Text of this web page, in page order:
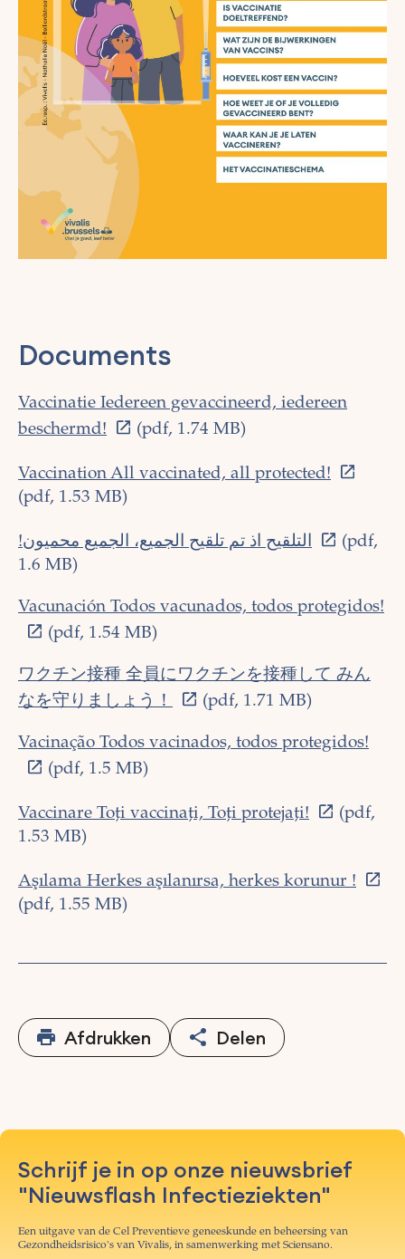
Documents
Vaccinatie Iedereen gevaccineerd, iedereen
beschermd!
(pdf, 1.74 MB)
Vaccination All vaccinated, all protected!
(pdf, 1.53 MB)
!التلقيح اذ تم تلقيح الجميع، الجميع محميون
(pdf,
1.6 MB)
Vacunación Todos vacunados, todos protegidos!
(pdf, 1.54 MB)
ワクチン接種 全員にワクチンを接種して みん
なを守りましょう！
(pdf, 1.71 MB)
Vacinação Todos vacinados, todos protegidos!
(pdf, 1.5 MB)
Vaccinare Toți vaccinați, Toți protejați!
(pdf,
1.53 MB)
Aşılama Herkes aşılanırsa, herkes korunur !
(pdf, 1.55 MB)
Afdrukken Delen
Schrijf je in op onze nieuwsbrief
"Nieuwsflash Infectieziekten"
Een uitgave van de Cel Preventieve geneeskunde en beheersing van
Gezondheidsrisico's van Vivalis, in samenwerking met Sciensano.